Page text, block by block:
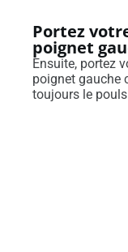
Portez
poignet
Ensuite, portez
poignet gauche
toujours le